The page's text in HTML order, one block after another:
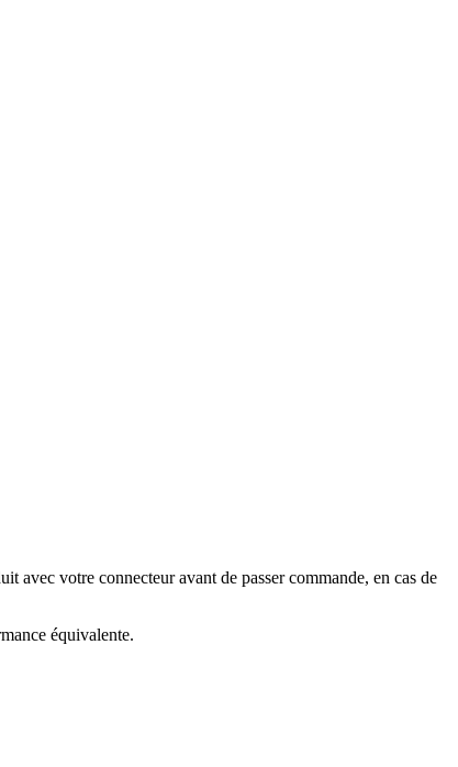
avec votre connecteur avant de passer commande, en cas de
équivalente.